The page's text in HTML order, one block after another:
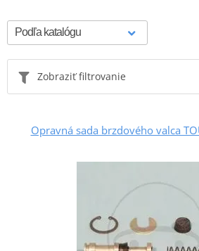
Zobraziť filtrovanie
Opravná sada brzdového valca